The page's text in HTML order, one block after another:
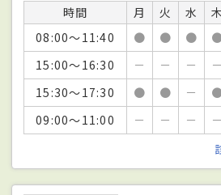
時間 月 火 水 木
08:00～11:40
● ● ●
15:00～16:30
－ － － －
15:30～17:30
● ● －
09:00～11:00
－ － － －